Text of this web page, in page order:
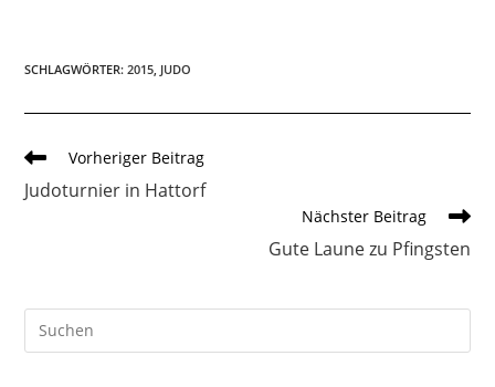
SCHLAGWÖRTER:2015 JUDO
Weitere
ansehen
Vorheriger Beitrag
Judoturnier in Hattorf
Nächster Beitrag
Gute Laune zu Pfingsten